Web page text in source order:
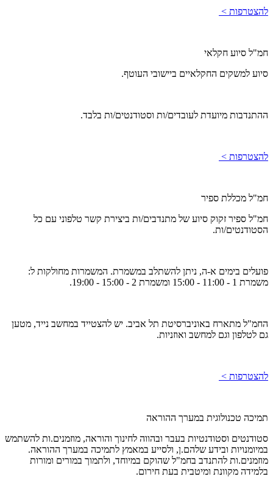
להצטרפות >
חמ"ל סיוע חקלאי
סיוע למשקים החקלאיים ביישובי העוטף.
ההתנדבות מיועדת לעובדים/ות וסטודנטים/ות בלבד.
להצטרפות >
חמ"ל מכללת ספיר
חמ"ל ספיר זקוק סיוע של מתנדבים/ות ביצירת קשר טלפוני עם כל
הסטודנטים/ות.
פועלים בימים א-ה, ניתן להשתלב במשמרת. המשמרות מחולקות ל:
משמרת 1 - 11:00 - 15:00 ומשמרת 2 - 15:00 - 19:00.
החמ"ל מתארח באוניברסיטת תל אביב. יש להצטייד במחשב נייד, מטען
גם לטלפון וגם למחשב ואוזניות.
להצטרפות >
תמיכה טכנולוגית במערך ההוראה
סטודנטים וסטודנטיות בעבר ובהווה לחינוך והוראה, מוזמנים.ות להשתמש
במיומנויות ובידע שלהם.ן, ולסייע במאמץ לתמיכה במערך ההוראה.
מוזמנים.ות להתנדב בחמ"ל שהוקם במיוחד, ולתמוך במורים ומורות
בלמידה מקוונת ומיטבית בעת חירום.